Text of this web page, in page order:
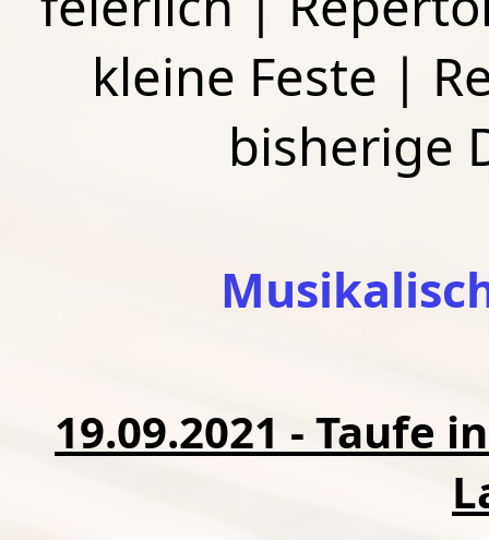
kleine Feste |
bisherige
19.09.2021 - Taufe